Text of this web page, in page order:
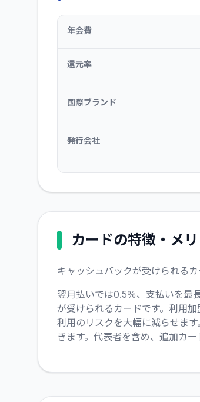
年会費
還元率
国際ブランド
発行会社
カードの特徴・メ
キャッシュバックが受けられる
翌月払いでは0.5％、支払いを最
が受けられるカードです。利用
利用のリスクを大幅に減らせま
きます。代表者を含め、追加カ